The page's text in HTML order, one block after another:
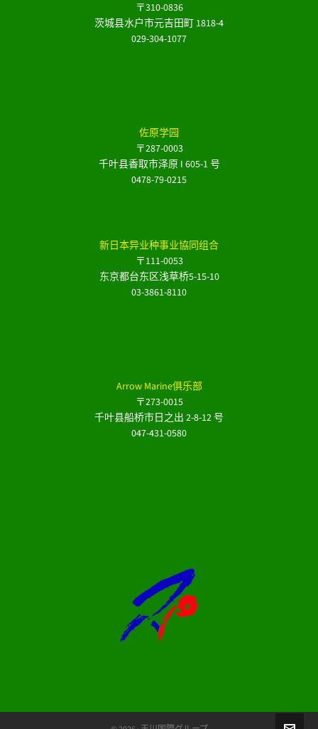
〒310-0836
茨城县水户市元吉田町 1818-4
029-304-1077
佐原学园
〒287-0003
千叶县香取市泽原 I 605-1 号
0478-79-0215
新日本异业种事业協同组合
〒111-0053
东京都台东区浅草桥5-15-10
03-3861-8110
Arrow Marine俱乐部
〒273-0015
千叶县船桥市日之出 2-8-12 号
047-431-0580